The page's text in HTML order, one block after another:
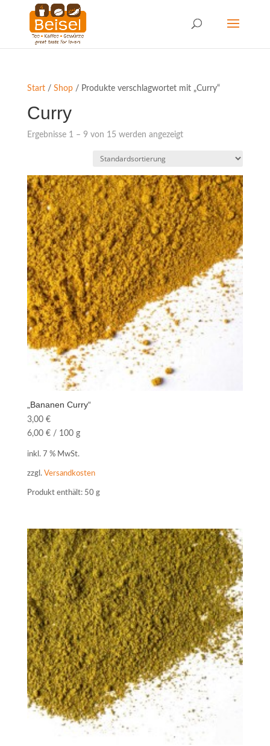
Start/ Shop/ Produkte verschlagwortet mit „Curry“
Curry
Ergebnisse 1 – 9 von 15 werden angezeigt
„Bananen Curry“
3,00 €
6,00 €/ 100 g
inkl. 7 % MwSt.
zzgl. Versandkosten
Produkt enthält: 50 g